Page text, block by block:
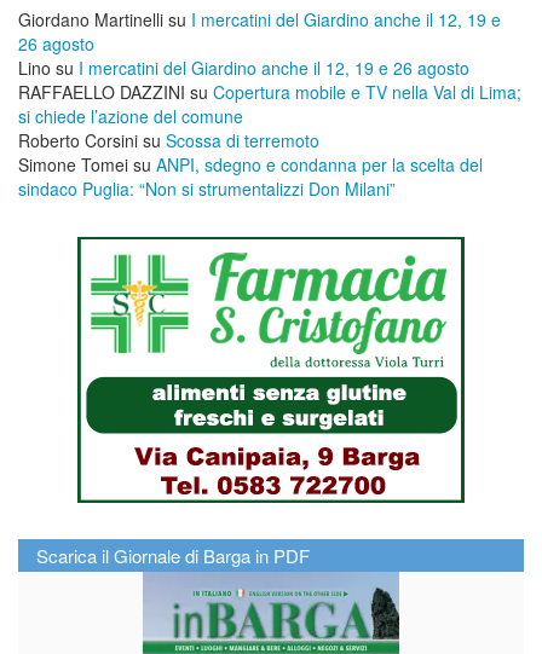
Giordano Martinelli su I mercatini del Giardino anche il 12, 19 e
26 agosto
Lino su I mercatini del Giardino anche il 12, 19 e 26 agosto
RAFFAELLO DAZZINI su ​Copertura mobile e TV nella Val di Lima;
si chiede l’azione del comune
Roberto Corsini su Scossa di terremoto
Simone Tomei su ANPI, sdegno e condanna per la scelta del
sindaco Puglia: “Non si strumentalizzi Don Milani”
Scarica il Giornale di Barga in PDF